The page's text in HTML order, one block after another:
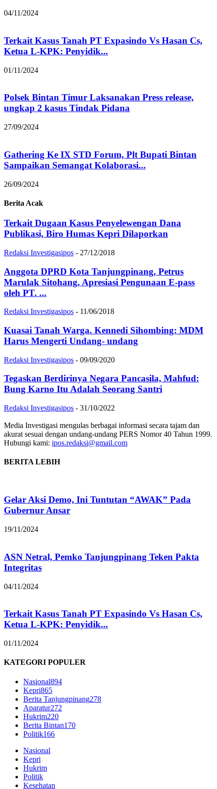
04/11/2024
Terkait Kasus Tanah PT Expasindo Vs Hasan Cs,
Ketua L-KPK: Penyidik...
01/11/2024
Polsek Bintan Timur Laksanakan Press release,
ungkap 2 kasus Tindak Pidana
27/09/2024
Gathering Ke IX STD Forum, Plt Bupati Bintan
Sampaikan Semangat Kolaborasi...
26/09/2024
Berita Acak
Terkait Dugaan Kasus Penyelewengan Dana
Publikasi, Biro Humas Kepri Dilaporkan
Redaksi Investigasipos - 27/12/2018
Anggota DPRD Kota Tanjungpinang, Petrus
Marulak Sitohang, Apresiasi Pengunaan E-pass
oleh PT. ...
Redaksi Investigasipos - 11/06/2018
Kuasai Tanah Warga. Kennedi Sihombing: MDM
Harus Mengerti Undang- undang
Redaksi Investigasipos - 09/09/2020
Tegaskan Berdirinya Negara Pancasila, Mahfud:
Bung Karno Itu Adalah Seorang Santri
Redaksi Investigasipos - 31/10/2022
Media Investigasi mengulas berbagai informasi secara tajam dan
akurat sesuai dengan undang-undang PERS Nomor 40 Tahun 1999.
Hubungi kami: ipos.redaksi@gmail.com
BERITA LEBIH
Gelar Aksi Demo, Ini Tuntutan “AWAK” Pada
Gubernur Ansar
19/11/2024
ASN Netral, Pemko Tanjungpinang Teken Pakta
Integritas
04/11/2024
Terkait Kasus Tanah PT Expasindo Vs Hasan Cs,
Ketua L-KPK: Penyidik...
01/11/2024
KATEGORI POPULER
Nasional894
Kepri865
Berita Tanjungpinang278
Aparatur272
Hukrim220
Berita Bintan170
Politik166
Nasional
Kepri
Hukrim
Politik
Kesehatan